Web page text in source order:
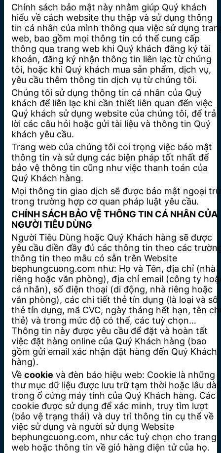
Chính sách bảo mật này nhằm giúp Quý khách
hiểu về cách website thu thập và sử dụng thông
tin cá nhân của mình thông qua việc sử dụng
web, bao gồm mọi thông tin có thể cung cấp
thông qua trang web khi Quý khách đăng ký tài
khoản, đăng ký nhận thông tin liên lạc từ chúng
tôi, hoặc khi Quý khách mua sản phẩm, dịch vụ,
yêu cầu thêm thông tin dịch vụ từ chúng tôi.
Chúng tôi sử dụng thông tin cá nhân của Quý
khách để liên lạc khi cần thiết liên quan đến việc
Quý khách sử dụng website của chúng tôi, để trả
lời các câu hỏi hoặc gửi tài liệu và thông tin Quý
khách yêu cầu.
Trang web của chúng tôi coi trọng việc bảo mật
thông tin và sử dụng các biện pháp tốt nhất để
bảo vệ thông tin cũng như việc thanh toán của
Quý Khách hàng.
Mọi thông tin giao dịch sẽ được bảo mật ngoại trừ
trong trường hợp cơ quan pháp luật yêu cầu.
CHÍNH SÁCH BẢO VỆ THÔNG TIN CÁ NHÂN CỦA
NGƯỜI TIÊU DÙNG
Người Tiêu Dùng hoặc Quý Khách hàng sẽ được
yêu cầu điền đầy đủ các thông tin theo các
thông tin theo mẫu có sẵn trên Website
bephungcuong.com như: Họ và Tên, địa chỉ (nhà
riêng hoặc văn phòng), địa chỉ email (công ty
cá nhân), số điện thoại (di động, nhà riêng hoặc
văn phòng), các chi tiết thẻ tín dụng (là loại và số
thẻ tín dụng, mã CVC, ngày tháng hết hạn, tên
thẻ) và trong mức độ có thể, các tuỳ chọn…
Thông tin này được yêu cầu để đặt và hoàn tất
việc đặt hàng online của Quý Khách hàng (bao
gồm gửi email xác nhận đặt hàng đến Quý Khách
hàng).
Về cookie và đèn báo hiệu web: Cookie là những
thư mục dữ liệu được lưu trữ tạm thời hoặc lâu dài
trong ổ cứng máy tính của Quý Khách hàng. Các
cookie được sử dụng để xác minh, truy tìm lượt
(bảo vệ trạng thái) và duy trì thông tin cụ thể về
việc sử dụng và người sử dụng Website
bephungcuong.com, như các tuỳ chọn cho trang
web hoặc thông tin về giỏ hàng điện tử của họ.